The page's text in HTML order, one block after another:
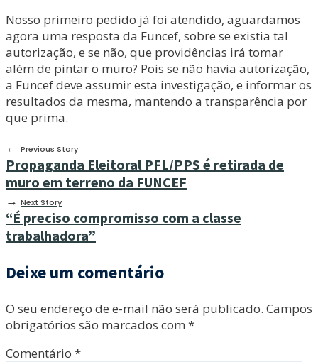
Nosso primeiro pedido já foi atendido, aguardamos
agora uma resposta da Funcef, sobre se existia tal
autorização, e se não, que providências irá tomar
além de pintar o muro? Pois se não havia autorização,
a Funcef deve assumir esta investigação, e informar os
resultados da mesma, mantendo a transparência por
que prima.
← Previous Story
Propaganda Eleitoral PFL/PPS é retirada de
muro em terreno da FUNCEF
→ Next Story
“É preciso compromisso com a classe
trabalhadora”
Deixe um comentário
O seu endereço de e-mail não será publicado. Campos
obrigatórios são marcados com *
Comentário *